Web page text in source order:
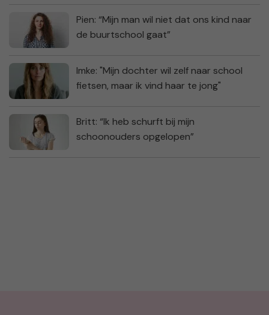
Pien: “Mijn man wil niet dat ons kind naar
de buurtschool gaat”
Imke: "Mijn dochter wil zelf naar school
fietsen, maar ik vind haar te jong"
Britt: “Ik heb schurft bij mijn
schoonouders opgelopen”